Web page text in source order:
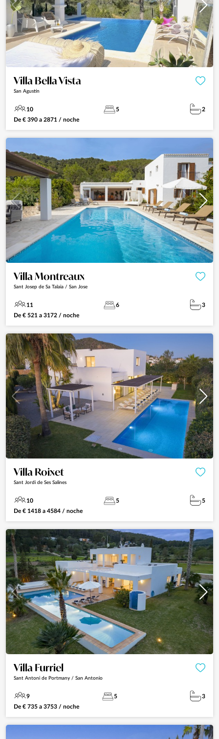
Villa Bella Vista
San Agustín
10 5
2
De € 390 a 2871 / noche
Villa Montreaux
Sant Josep de Sa Talaia / San Jose
11 6
3
De € 521 a 3172 / noche
Villa Roixet
Sant Jordi de Ses Salines
10 5
5
De € 1418 a 4584 / noche
Villa Furriel
Sant Antoni de Portmany / San Antonio
9 5
3
De € 735 a 3753 / noche